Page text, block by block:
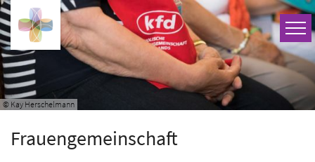
Zum Inhalt springen
© Kay Herschelmann
Frauengemeinschaft